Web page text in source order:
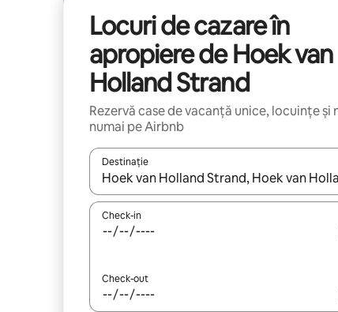
Locuri de cazare în
apropiere de Hoek van
Holland Strand
Rezervă case de vacanță unice, locuințe și
numai pe Airbnb
Destinație
Când se încarcă rezultatele, navighează
Check-in
Check-out